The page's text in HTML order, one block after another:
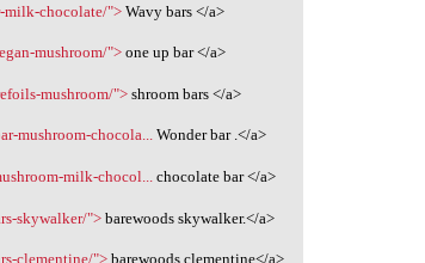
milk-chocolate/"> Wavy bars </a>
mushroom/">one up bar </a>
mushroom/"> shroom bars </a>
mushroom-chocola... Wonder bar .</a>
milk-chocol... chocolate bar </a>
skywalker/"> barewoods skywalker.</a>
clementine/"> barewoods clementine</a>